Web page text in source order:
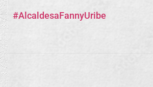
#AlcaldesaFannyUribe